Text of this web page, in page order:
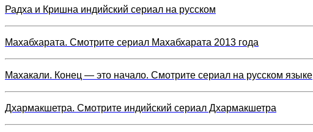
Радха и Кришна индийский сериал на русском
Махабхарата. Смотрите сериал Махабхарата 2013 года
Махакали. Конец — это начало. Смотрите сериал на русском языке
Дхармакшетра. Смотрите индийский сериал Дхармакшетра